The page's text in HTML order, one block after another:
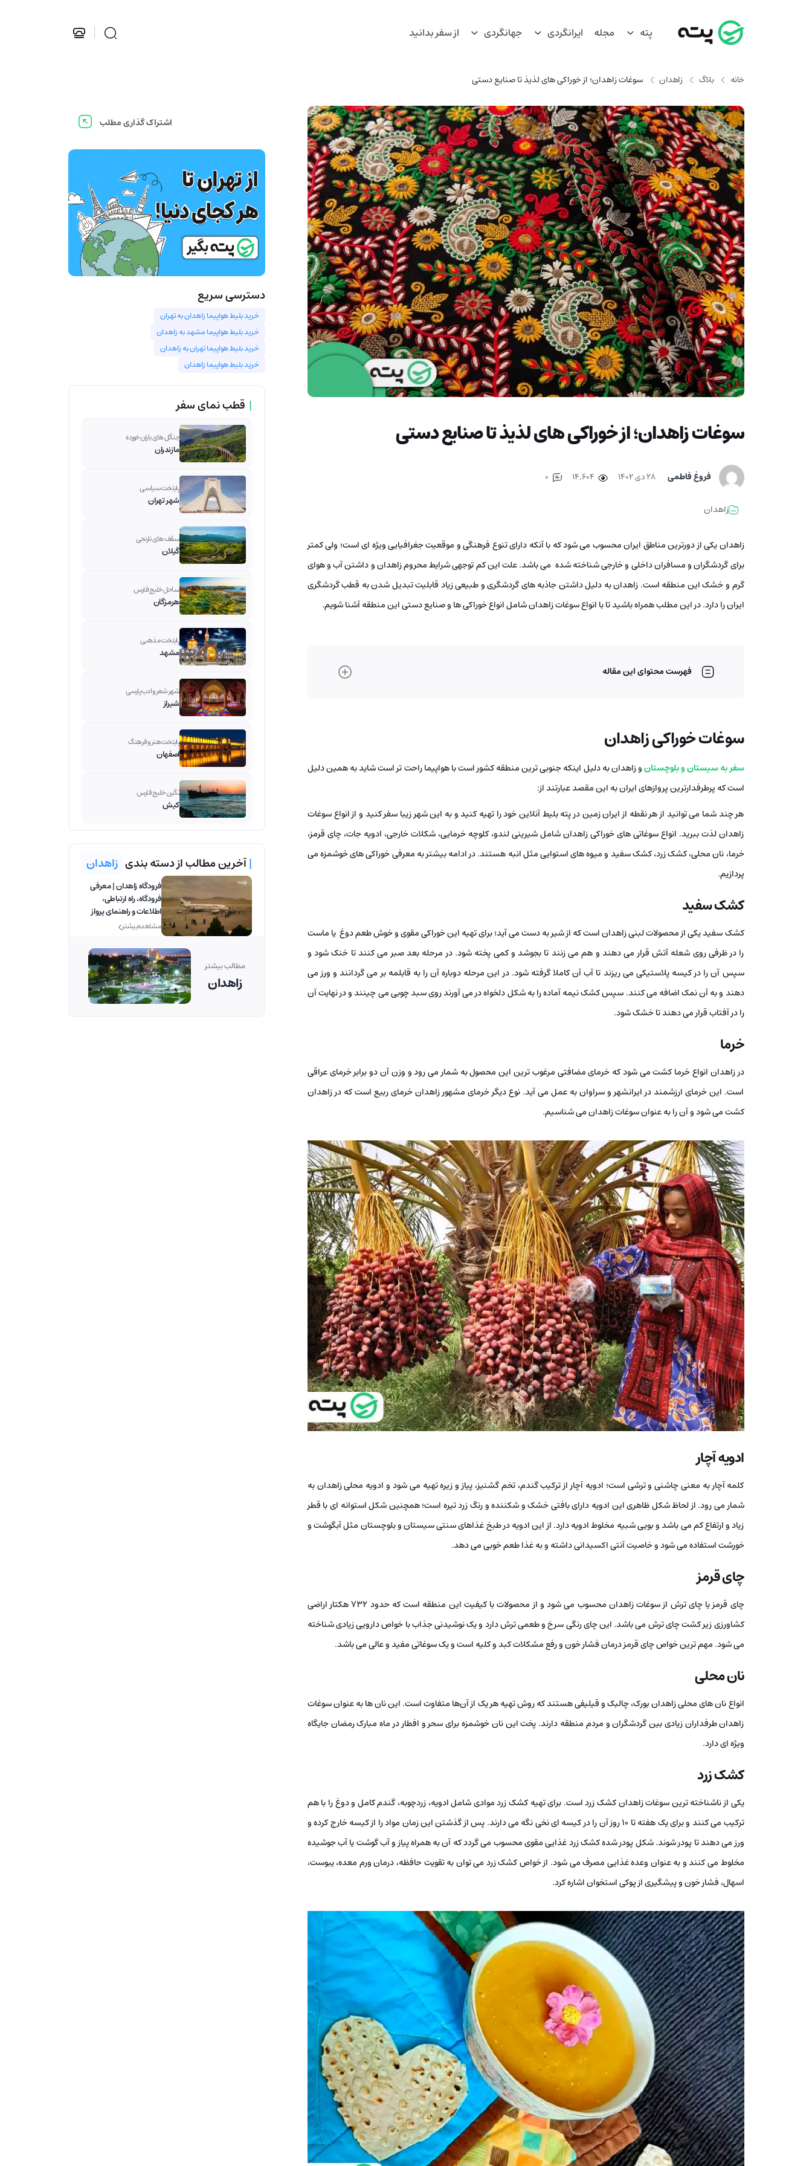
پته مجله ایرانگردی جهانگردی از سفر بدانید
خانه بلاگ زاهدان سوغات زاهدان؛ از خوراکی های لذیذ تا صنایع دستی
سوغات زاهدان؛ از خوراکی های لذیذ تا صنایع دستی
فروغ فاطمی ۲۸ دی ۱۴۰۲
زاهدان
زاهدان یکی از دورترین مناطق ایران محسوب می شود که با آنکه دارای تنوع فرهنگی و موقعیت جغرافیایی ویژه ای است؛ ولی کمتر
برای گردشگران و مسافران داخلی و خارجی شناخته شده می باشد. علت این کم توجهی شرایط محروم زاهدان و داشتن آب و هوای
گرم و خشک این منطقه است. زاهدان به دلیل داشتن جاذبه های گردشگری و طبیعی زیاد قابلیت تبدیل شدن به قطب گردشگری
ایران را دارد. در این مطلب همراه باشید تا با انواع سوغات زاهدان شامل انواع خوراکی ها و صنایع دستی این منطقه آشنا شویم.
فهرست محتوای این مقاله
سوغات خوراکی زاهدان
سفر به سیستان و بلوچستانو زاهدان به دلیل اینکه جنوبی ترین منطقه کشور است با هواپیما راحت تر است شاید به همین دلیل
است که پرطرفدارترین پروازهای ایران به این مقصد عبارتند از:
هر چند شما می توانید از هر نقطه از ایران زمین در پته بلیط آنلاین خود را تهیه کنید و به این شهر زیبا سفر کنید و از انواع سوغات
زاهدان لذت ببرید. انواع سوغاتی های خوراکی زاهدان شامل شیرینی لندو، کلوچه خرمایی، شکلات خارجی، ادویه جات، چای قرمز،
خرما، نان محلی، کشک زرد، کشک سفید و میوه های استوایی مثل انبه هستند. در ادامه بیشتر به معرفی خوراکی های خوشمزه می
پردازیم.
کشک سفید
کشک سفید یکی از محصولات لبنی زاهدان است که از شیر به دست می آید؛ برای تهیه این خوراکی مقوی و خوش طعم دوغ یا ماست
را در ظرفی روی شعله آتش قرار می دهند و هم می زنند تا بجوشد و کمی پخته شود. در مرحله بعد صبر می کنند تا خنک شود و
سپس آن را در کیسه پلاستیکی می ریزند تا آب آن کاملا گرفته شود. در این مرحله دوباره آن را به قابلمه بر می گردانند و ورز می
دهند و به آن نمک اضافه می کنند. سپس کشک نیمه آماده را به شکل دلخواه در می آورند روی سبد چوبی می چینند و در نهایت آن
را در آفتاب قرار می دهند تا خشک شود.
خرما
در زاهدان انواع خرما کشت می شود که خرمای مضافتی مرغوب ترین این محصول به شمار می رود و وزن آن دو برابر خرمای عراقی
است. این خرمای ارزشمند در ایرانشهر و سراوان به عمل می آید. نوع دیگر خرمای مشهور زاهدان خرمای ربیع است که در زاهدان
کشت می شود و آن را به عنوان سوغات زاهدان می شناسیم.
ادویه آچار
کلمه آچار به معنی چاشنی و ترشی است؛ ادویه آچار از ترکیب گندم، تخم گشنیز، پیاز و زیره تهیه می شود و ادویه محلی زاهدان به
شمار می رود. از لحاظ شکل ظاهری این ادویه دارای بافتی خشک و شکننده و رنگ زرد تیره است؛ همچنین شکل استوانه‌ ای با قطر
زیاد و ارتفاع کم می باشد و بویی شبیه مخلوط ادویه دارد. از این ادویه در طبخ غذاهای سنتی سیستان و بلوچستان مثل آبگوشت و
خورشت استفاده می شود و خاصیت آنتی اکسیدانی داشته و به غذا طعم خوبی می دهد.
چای قرمز
چای قرمز یا چای ترش از سوغات زاهدان محسوب می شود و از محصولات با کیفیت این منطقه است که حدود 732 هکتار اراضی
کشاورزی زیر کشت چای ترش می باشد. این چای رنگی سرخ و طعمی ترش دارد و یک نوشیدنی جذاب با خواص دارویی زیادی شناخته
می شود. مهم ترین خواص چای قرمز درمان فشار خون و رفع مشکلات کبد و کلیه است و یک سوغاتی مفید و عالی می باشد.
نان محلی
انواع نان های محلی زاهدان بورک، چالبک و قیلیفی هستند که روش تهیه هر یک از آن‌ها متفاوت است. این نان ها به عنوان سوغات
زاهدان طرفداران زیادی بین گردشگران و مردم منطقه دارند. پخت این نان خوشمزه برای سحر و افطار در ماه مبارک رمضان جایگاه
ویژه ای دارد.
کشک زرد
یکی از ناشناخته ترین سوغات زاهدان کشک زرد است. برای تهیه کشک زرد موادی شامل ادویه، زردچوبه، گندم کامل و دوغ را با هم
ترکیب می کنند و برای یک هفته تا 10 روز آن را در کیسه ای نخی نگه می دارند. پس از گذشتن این زمان مواد را از کیسه خارج کرده و
ورز می دهند تا پودر شوند. شکل پودر شده کشک زرد غذایی مقوی محسوب می گردد که آن به همراه پیاز و آب گوشت یا آب جوشیده
مخلوط می کنند و به عنوان وعده غذایی مصرف می شود. از خواص کشک زرد می توان به تقویت حافظه، درمان ورم معده، یبوست،
اسهال، فشار خون و پیشگیری از پوکی استخوان اشاره کرد.
اشتراک گذاری مطلب
دسترسی سریع
خرید بلیط هواپیما زاهدان به تهران
خرید بلیط هواپیما مشهد به زاهدان
خرید بلیط هواپیما تهران به زاهدان
خرید بلیط هواپیما زاهدان
| قطب نمای سفر
جنگل های باران خورده
مازندران
پایتخت سیاسی
شهر تهران
سقف های نارنجی
گیلان
ساحل خلیج فارس
هرمزگان
پایتخت مذهبی
مشهد
شهر شعر و ادب پارسی
شیراز
پایتخت هنر و فرهنگ
اصفهان
نگین خلیج فارس
کیش
|آخرین مطالب از دسته بندی زاهدان
فرودگاه زاهدان | معرفی
فرودگاه، راه ارتباطی،
اطلاعات و راهنمای پرواز
مشاهده بیشتر
مطالب بیشتر
زاهدان